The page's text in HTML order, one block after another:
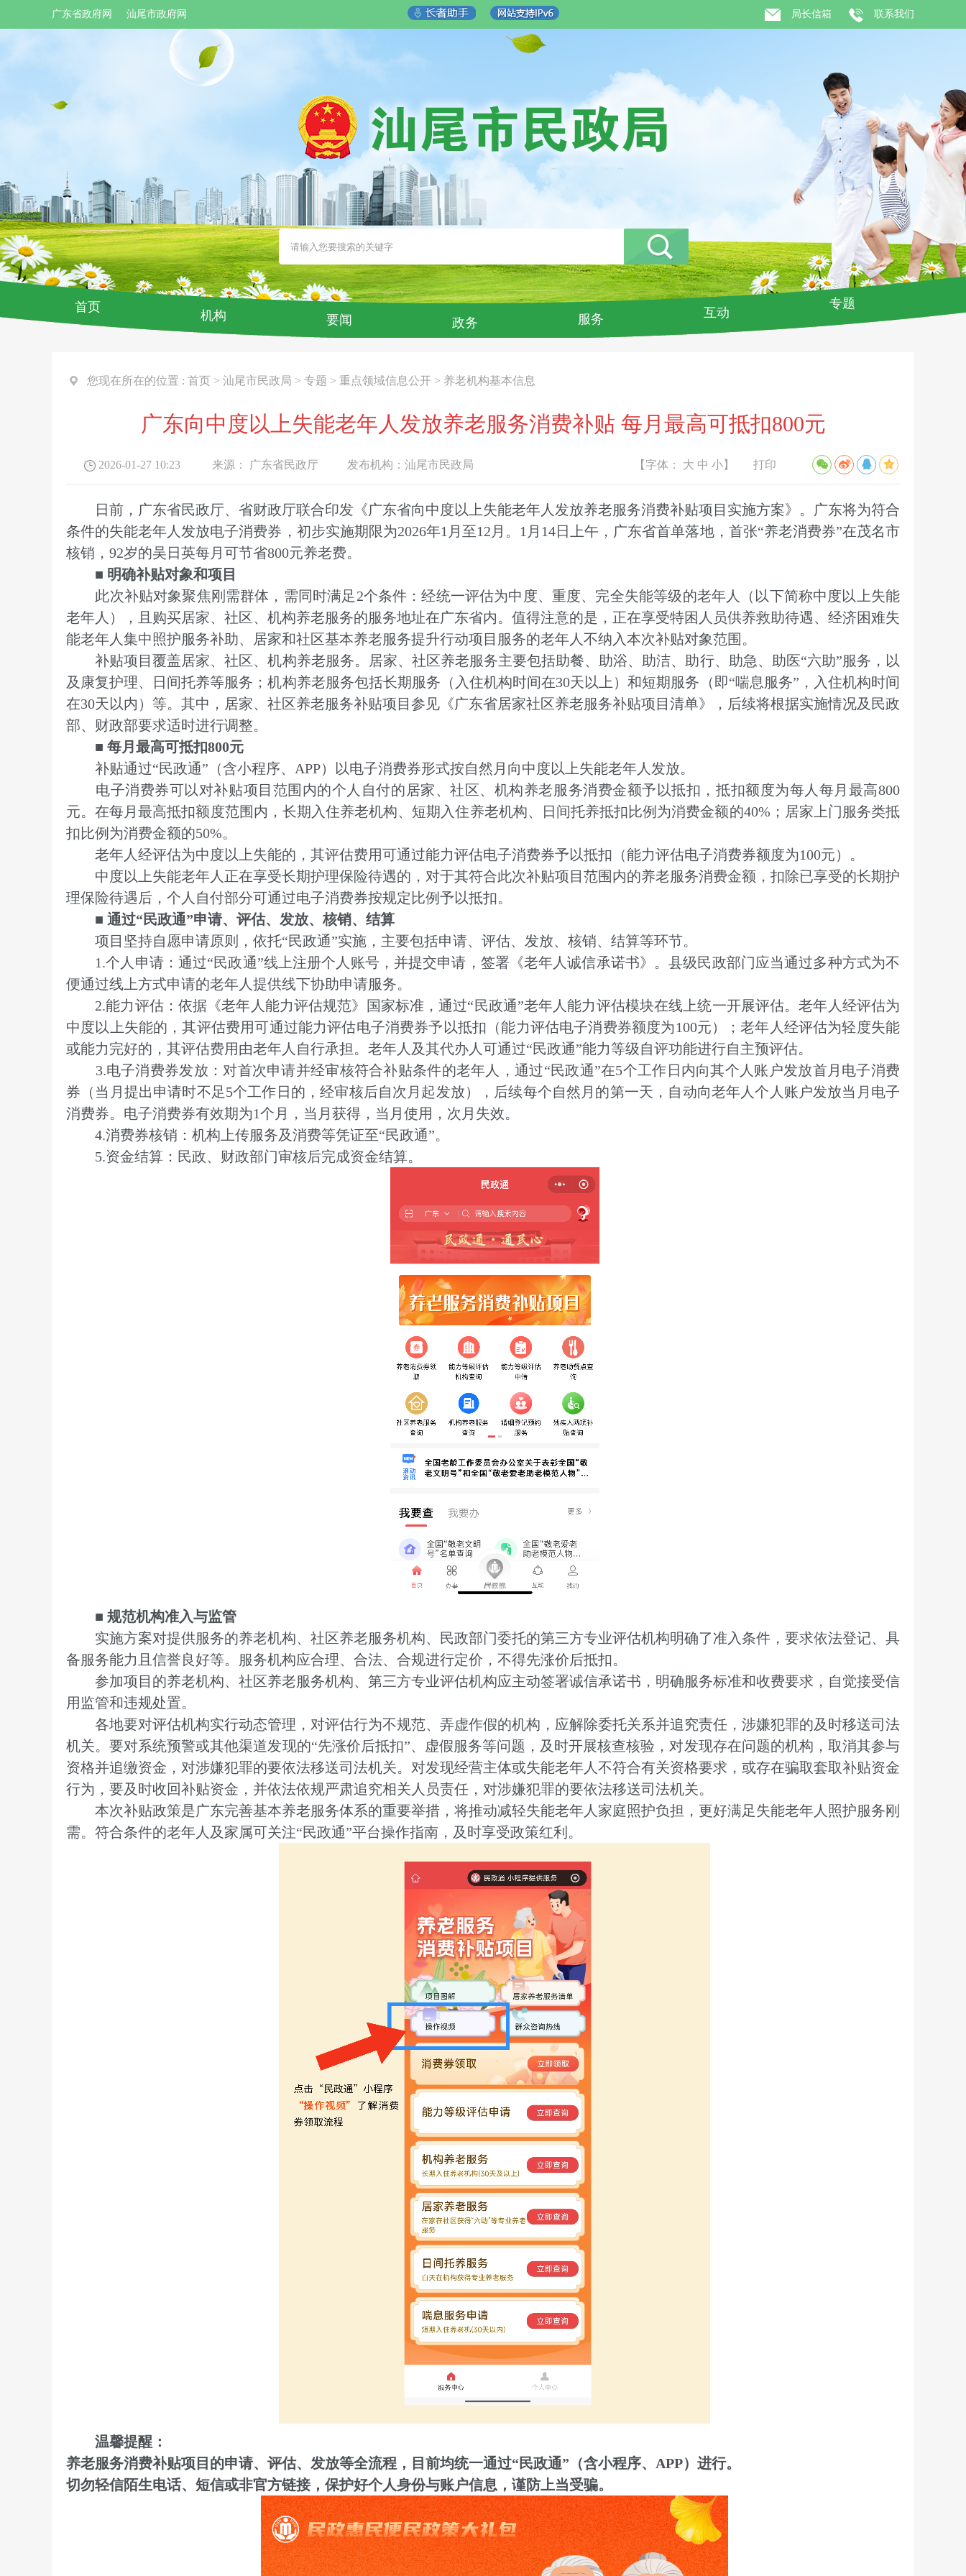
广东省政府网 汕尾市政府网 局长信箱 联系我们
首页
机构 要闻 政务 服务 互动
专题
您现在所在的位置 : 首页 > 汕尾市民政局 > 专题 > 重点领域信息公开 > 养老机构基本信息
广东向中度以上失能老年人发放养老服务消费补贴 每月最高可抵扣800元
2026-01-27 10:23 来源： 广东省民政厅 发布机构： 汕尾市民政局 【字体： 大 中 小】 打印
日前，广东省民政厅、省财政厅联合印发《广东省向中度以上失能老年人发放养老服务消费补贴项目实施方案》。广东将为符合
条件的失能老年人发放电子消费券，初步实施期限为2026年1月至12月。1月14日上午，广东省首单落地，首张“养老消费券”在茂名市
核销，92岁的吴日英每月可节省800元养老费。
■ 明确补贴对象和项目
此次补贴对象聚焦刚需群体，需同时满足2个条件：经统一评估为中度、重度、完全失能等级的老年人（以下简称中度以上失能
老年人），且购买居家、社区、机构养老服务的服务地址在广东省内。值得注意的是，正在享受特困人员供养救助待遇、经济困难失
能老年人集中照护服务补助、居家和社区基本养老服务提升行动项目服务的老年人不纳入本次补贴对象范围。
补贴项目覆盖居家、社区、机构养老服务。居家、社区养老服务主要包括助餐、助浴、助洁、助行、助急、助医“六助”服务，以
及康复护理、日间托养等服务；机构养老服务包括长期服务（入住机构时间在30天以上）和短期服务（即“喘息服务”，入住机构时间
在30天以内）等。其中，居家、社区养老服务补贴项目参见《广东省居家社区养老服务补贴项目清单》，后续将根据实施情况及民政
部、财政部要求适时进行调整。
■ 每月最高可抵扣800元
补贴通过“民政通”（含小程序、APP）以电子消费券形式按自然月向中度以上失能老年人发放。
电子消费券可以对补贴项目范围内的个人自付的居家、社区、机构养老服务消费金额予以抵扣，抵扣额度为每人每月最高800
元。在每月最高抵扣额度范围内，长期入住养老机构、短期入住养老机构、日间托养抵扣比例为消费金额的40%；居家上门服务类抵
扣比例为消费金额的50%。
老年人经评估为中度以上失能的，其评估费用可通过能力评估电子消费券予以抵扣（能力评估电子消费券额度为100元）。
中度以上失能老年人正在享受长期护理保险待遇的，对于其符合此次补贴项目范围内的养老服务消费金额，扣除已享受的长期护
理保险待遇后，个人自付部分可通过电子消费券按规定比例予以抵扣。
■ 通过“民政通”申请、评估、发放、核销、结算
项目坚持自愿申请原则，依托“民政通”实施，主要包括申请、评估、发放、核销、结算等环节。
1.个人申请：通过“民政通”线上注册个人账号，并提交申请，签署《老年人诚信承诺书》。县级民政部门应当通过多种方式为不
便通过线上方式申请的老年人提供线下协助申请服务。
2.能力评估：依据《老年人能力评估规范》国家标准，通过“民政通”老年人能力评估模块在线上统一开展评估。老年人经评估为
中度以上失能的，其评估费用可通过能力评估电子消费券予以抵扣（能力评估电子消费券额度为100元）；老年人经评估为轻度失能
或能力完好的，其评估费用由老年人自行承担。老年人及其代办人可通过“民政通”能力等级自评功能进行自主预评估。
3.电子消费券发放：对首次申请并经审核符合补贴条件的老年人，通过“民政通”在5个工作日内向其个人账户发放首月电子消费
券（当月提出申请时不足5个工作日的，经审核后自次月起发放），后续每个自然月的第一天，自动向老年人个人账户发放当月电子
消费券。电子消费券有效期为1个月，当月获得，当月使用，次月失效。
4.消费券核销：机构上传服务及消费等凭证至“民政通”。
5.资金结算：民政、财政部门审核后完成资金结算。
■ 规范机构准入与监管
实施方案对提供服务的养老机构、社区养老服务机构、民政部门委托的第三方专业评估机构明确了准入条件，要求依法登记、具
备服务能力且信誉良好等。服务机构应合理、合法、合规进行定价，不得先涨价后抵扣。
参加项目的养老机构、社区养老服务机构、第三方专业评估机构应主动签署诚信承诺书，明确服务标准和收费要求，自觉接受信
用监管和违规处置。
各地要对评估机构实行动态管理，对评估行为不规范、弄虚作假的机构，应解除委托关系并追究责任，涉嫌犯罪的及时移送司法
机关。要对系统预警或其他渠道发现的“先涨价后抵扣”、虚假服务等问题，及时开展核查核验，对发现存在问题的机构，取消其参与
资格并追缴资金，对涉嫌犯罪的要依法移送司法机关。对发现经营主体或失能老年人不符合有关资格要求，或存在骗取套取补贴资金
行为，要及时收回补贴资金，并依法依规严肃追究相关人员责任，对涉嫌犯罪的要依法移送司法机关。
本次补贴政策是广东完善基本养老服务体系的重要举措，将推动减轻失能老年人家庭照护负担，更好满足失能老年人照护服务刚
需。符合条件的老年人及家属可关注“民政通”平台操作指南，及时享受政策红利。
温馨提醒：
养老服务消费补贴项目的申请、评估、发放等全流程，目前均统一通过“民政通”（含小程序、APP）进行。
切勿轻信陌生电话、短信或非官方链接，保护好个人身份与账户信息，谨防上当受骗。